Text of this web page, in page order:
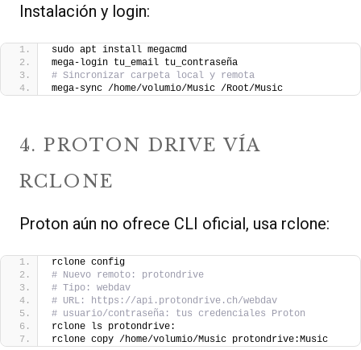
Instalación y login:
sudo apt install megacmd
mega-login tu_email tu_contraseña
# Sincronizar carpeta local y remota
mega-sync /home/volumio/Music /Root/Music
4. PROTON DRIVE VÍA
RCLONE
Proton aún no ofrece CLI oficial, usa rclone:
rclone config
# Nuevo remoto: protondrive
# Tipo: webdav
# URL: https://api.protondrive.ch/webdav
# usuario/contraseña: tus credenciales Proton
rclone ls protondrive:
rclone copy /home/volumio/Music protondrive:Music